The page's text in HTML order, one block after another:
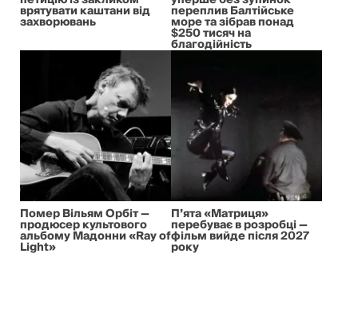
врятувати каштани від
захворювань
переплив Балтійське
море та зібрав понад
$250 тисяч на
благодійність
Помер Вільям Орбіт —
продюсер культового
альбому Мадонни «Ray of
Light»
П’ята «Матриця»
перебуває в розробці —
фільм вийде після 2027
року